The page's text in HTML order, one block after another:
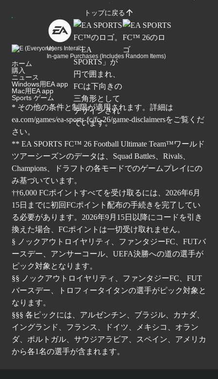
トップに戻る
Users Interact
In-game Purchases (Includes Random Items)
ホーム
購入
ニュース
Windows用EA app
Mac用EA app
Sports ゲーム
* その他の条件と制限が適用されます。詳細は
ea.com/games/ea-sports-fc/fc-26/game-disclaimersをご覧くだ
さい。
** EA SPORTS FC™ 26 Football Ultimate Team™ワールド
ツアーシーズンのデータは、Squad Battles、Rivals、
Champions、ドラフトの各モードでのゲームプレイにの
み基づいています。
††6,000 FCポイントすべてを受け取るには、2026年6月
15日までに初回FCポイント配布の手続きを完了してい
る必要があります。2026年9月15日以降にコードを引き
換えた場合、FCポイントは一切受け取れません。
§ ノックアウトロイヤリティ、ファンタジーFC、FUTバ
ースデー、アンサーコール、UEFA決勝への道の選手が
ピック対象となります。
§§ ノックアウトロイヤリティ、ファンタジーFC、FUT
バースデー、トロフィータイタンの選手がピック対象と
なります。
§§§ 各ピックには、アルゼンチン、ブラジル、カナダ、
イングランド、フランス、ドイツ、メキシコ、オラン
ダ、ポルトガル、サウジアラビア、スペイン、アメリカ
から各1名の選手が含まれます。